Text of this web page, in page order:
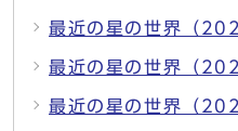
最近の星の世界（
最近の星の世界（
最近の星の世界（